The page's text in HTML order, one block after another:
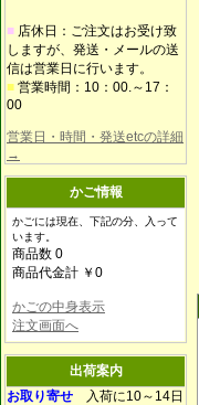
■ 店休日：ご注文はお受け致
しますが、発送・メールの送
信は営業日に行います。
■ 営業時間：10：00.～17：
00
営業日・時間・発送etcの詳細
→
かご情報
かごには現在、下記の分、入って
います。
商品数 0
商品代金計 ￥0
かごの中身表示
注文画面へ
出荷案内
お取り寄せ 入荷に10～14日